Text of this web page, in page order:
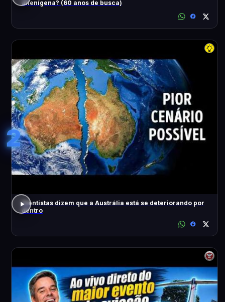
alienígena? (60 anos de busca)
2
Cientistas dizem que a Austrália está se deteriorando por
dentro